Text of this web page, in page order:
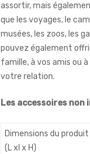
assortir, mais
que les voyages, le
musées, les zoos, les
pouvez également
famille, à vos amis ou
votre relation.
Les accessoires non
Dimensions du produit
(L xl x H)